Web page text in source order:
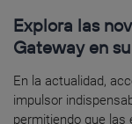
Explora las
Gateway en
En la actualidad,
impulsor
permitiendo que las